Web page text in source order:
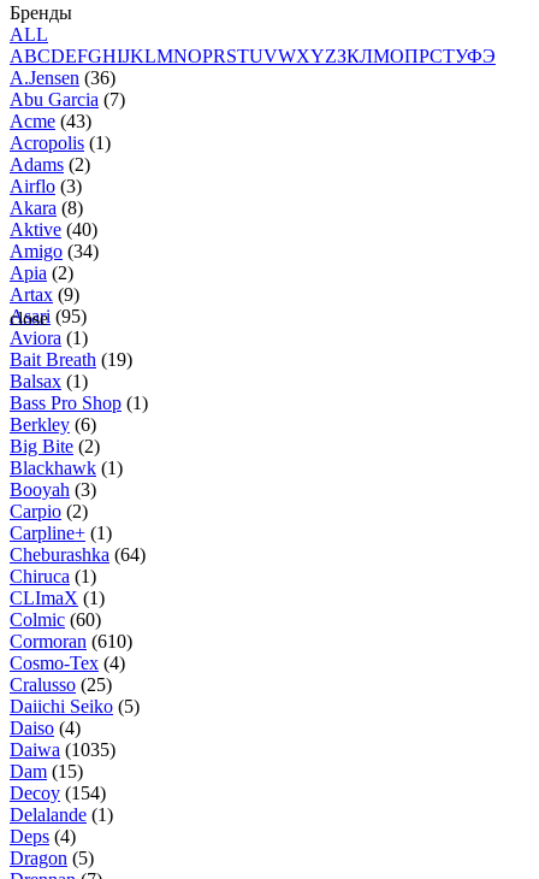
Бренды
ALL
ABCDEFGHIJKLMNOPRSTUVWXYZЗКЛМОПРСТУФЭ
A.Jensen (36)
Abu Garcia (7)
Acme (43)
Acropolis (1)
Adams (2)
Airflo (3)
Akara (8)
Aktive (40)
Amigo (34)
Apia (2)
Artax (9)
Asari (95)
Aviora (1)
Bait Breath (19)
Balsax (1)
Bass Pro Shop (1)
Berkley (6)
Big Bite (2)
Blackhawk (1)
Booyah (3)
Carpio (2)
Carpline+ (1)
Cheburashka (64)
Chiruca (1)
CLImaX (1)
Colmic (60)
Cormoran (610)
Cosmo-Tex (4)
Cralusso (25)
Daiichi Seiko (5)
Daiso (4)
Daiwa (1035)
Dam (15)
Decoy (154)
Delalande (1)
Deps (4)
Dragon (5)
close